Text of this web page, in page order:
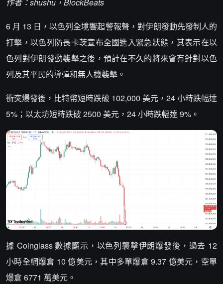
6 月 13 日，以色列全境響起警報聲，對伊朗發動先發制人的
打擊，以色列防長卡茨宣布全國進入緊急狀態，其表示在以
色列對伊朗發動襲擊之後，預計在不久的將來會有針對以色
列及其平民的導彈和無人機襲擊。
衝突爆發後，比特幣短時跌破 102,000 美元，24 小時跌幅達
5%；以太坊短時跌破 2500 美元，24 小時跌幅達 9%。
據 Coinglass 數據顯示，以色列襲擊伊朗爆發後，過去 12
小時全網爆倉 10 億美元，其中多單爆倉 9.37 億美元，空單
爆倉 6771 萬美元。